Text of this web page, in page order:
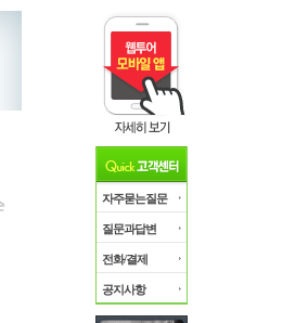
자주묻는질문
질문과답변
전화/결제
공지사항